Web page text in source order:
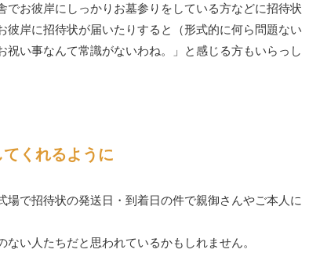
でお彼岸にしっかりお墓参りをしている方などに招待状
彼岸に招待状が届いたりすると（形式的に何ら問題ない
祝い事なんて常識がないわね。」と感じる方もいらっし
くれるように
場で招待状の発送日・到着日の件で親御さんやご本人に
い人たちだと思われているかもしれません。